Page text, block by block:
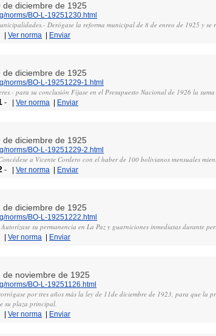
de diciembre de 1925
norms/BO-L-19251230.html
Derógase la reforma municipal de 8 de enreo de 1925 y se
|Ver norma Enviar
de diciembre de 1925
norms/BO-L-19251229-1.html
para su conclusión Fíjase en el Presupuesto Nacional de 1926 la
- |Ver norma Enviar
de diciembre de 1925
norms/BO-L-19251229-2.html
a Vicente Cordero con el haber de 100 bolivianos mensuales
- |Ver norma Enviar
de diciembre de 1925
norms/BO-L-19251222.html
su permanencia en La Paz y guarniciones inmediatas durante
|Ver norma Enviar
de noviembre de 1925
norms/BO-L-19251126.html
por tres años más la ley de 11de diciembre de 1923, para que la
su plaza principal.
|Ver norma Enviar